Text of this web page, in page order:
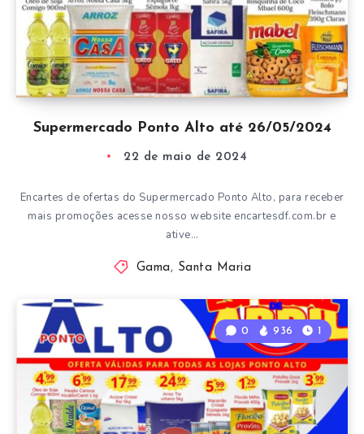
Supermercado Ponto Alto até 26/05/2024
22 de maio de 2024
Encartes de ofertas do Supermercado Ponto Alto, para receber
mais promoções acesse nosso website encartesdf.com.br e
ative…
Gama , Santa Maria
0 936 1